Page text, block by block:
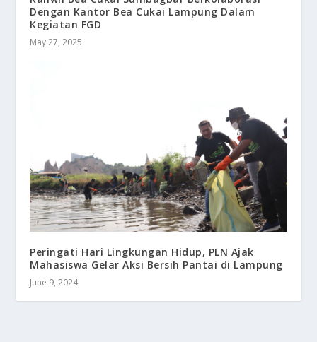
Dengan Kantor Bea Cukai Lampung Dalam
Kegiatan FGD
May 27, 2025
Peringati Hari Lingkungan Hidup, PLN Ajak
Mahasiswa Gelar Aksi Bersih Pantai di Lampung
June 9, 2024